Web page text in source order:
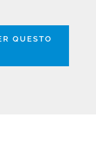
QUESTO